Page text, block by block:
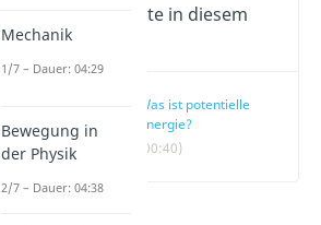
Wichtige Inhalte in diesem
Video
Was ist potentielle
Energie?
(00:40)
Mechanik
1/7 – Dauer: 04:29
Bewegung in
der Physik
2/7 – Dauer: 04:38